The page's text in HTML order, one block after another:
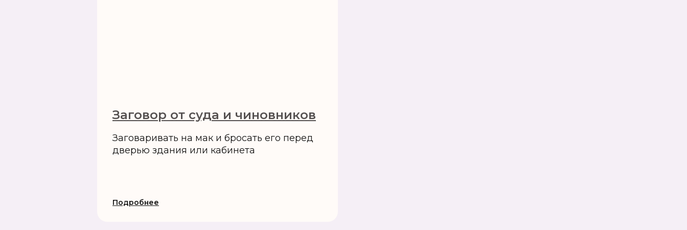
Заговор от суда и чиновников
Заговаривать на мак и бросать его перед
дверью здания или кабинета
Подробнее